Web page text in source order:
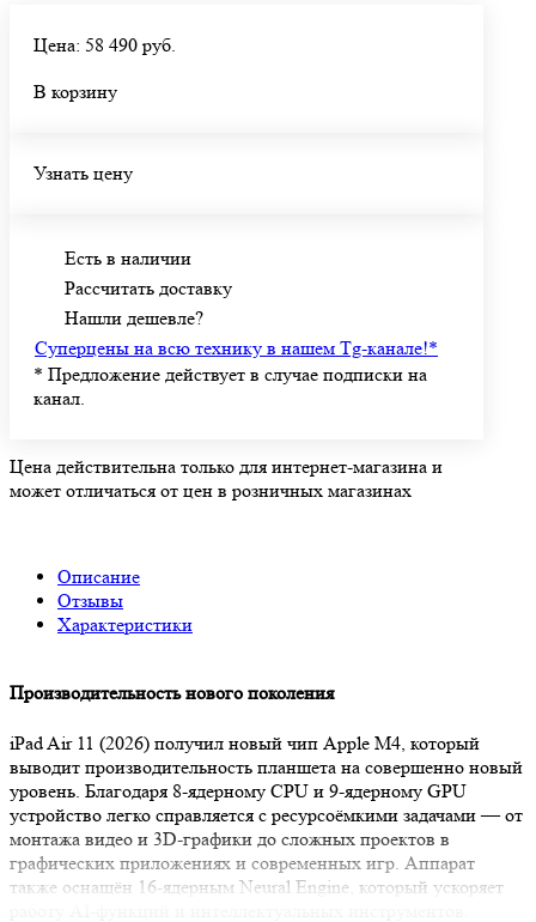
Цена: 58 490 руб.
В корзину
Узнать цену
Есть в наличии
Рассчитать доставку
Нашли дешевле?
Суперцены на всю технику в нашем Tg-канале!*
* Предложение действует в случае подписки на
канал.
Цена действительна только для интернет-магазина и
может отличаться от цен в розничных магазинах
Описание
Отзывы
Характеристики
Производительность нового поколения
iPad Air 11 (2026) получил новый чип Apple M4, который
выводит производительность планшета на совершенно новый
уровень. Благодаря 8-ядерному CPU и 9-ядерному GPU
устройство легко справляется с ресурсоёмкими задачами — от
монтажа видео и 3D-графики до сложных проектов в
графических приложениях и современных игр. Аппарат
также оснащён 16-ядерным Neural Engine, который ускоряет